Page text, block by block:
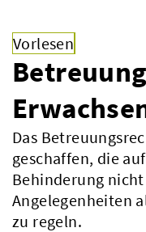
Vorlesen
Das
geschaffen, die
Behinderung
Angelegenheiten
zu regeln.